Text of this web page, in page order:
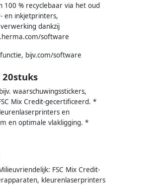
100 % recyclebaar via het oud
en inkjetprinters,
dankzij
software
bijv.com/software
waarschuwingsstickers,
Mix Credit-gecertificeerd. *
en
en optimale vlakligging. *
FSC Mix Credit-
kleurenlaserprinters